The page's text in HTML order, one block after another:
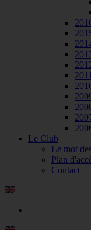
2011
Le Club
Le mot
Plan
Contact